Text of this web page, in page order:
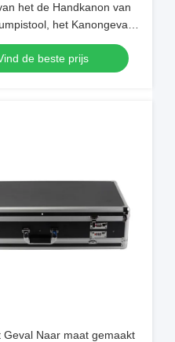
het de Handkanon van
het Kanongeval
Lichtgewicht Rood
Geval van het 40
de beste prijs
Geval Naar maat gemaakt